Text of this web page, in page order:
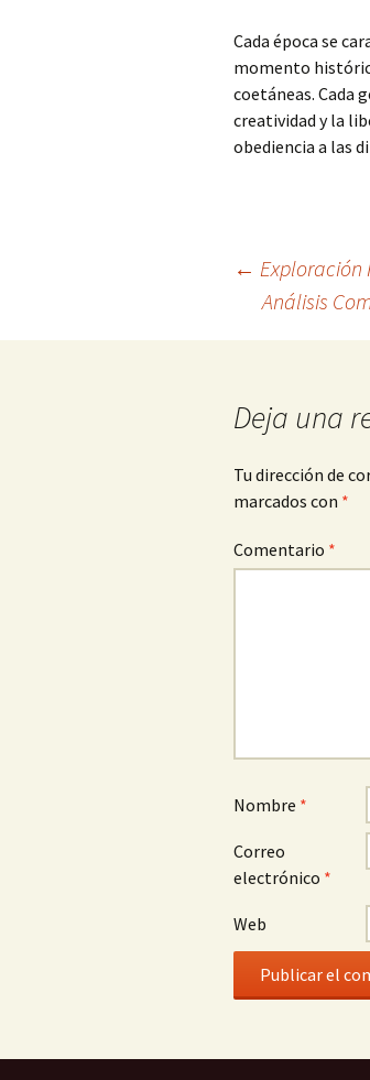
Cada época se
momento
coetáneas. Cada
creatividad y la
obediencia a las
Navegación
de
← Exploración
Análisis
Deja una
Tu dirección de
marcados con *
Comentario *
Nombre *
Correo
electrónico *
Web